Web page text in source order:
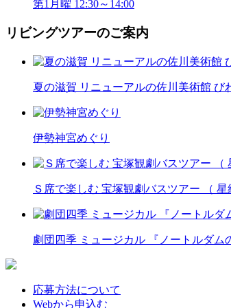
第1月曜 12:30～14:00
リビングツアーのご案内
夏の滋賀 リニューアルの佐川美術館 び
伊勢神宮めぐり
Ｓ席で楽しむ 宝塚観劇バスツアー （
劇団四季 ミュージカル 『ノートルダ
応募方法について
Webから申込む